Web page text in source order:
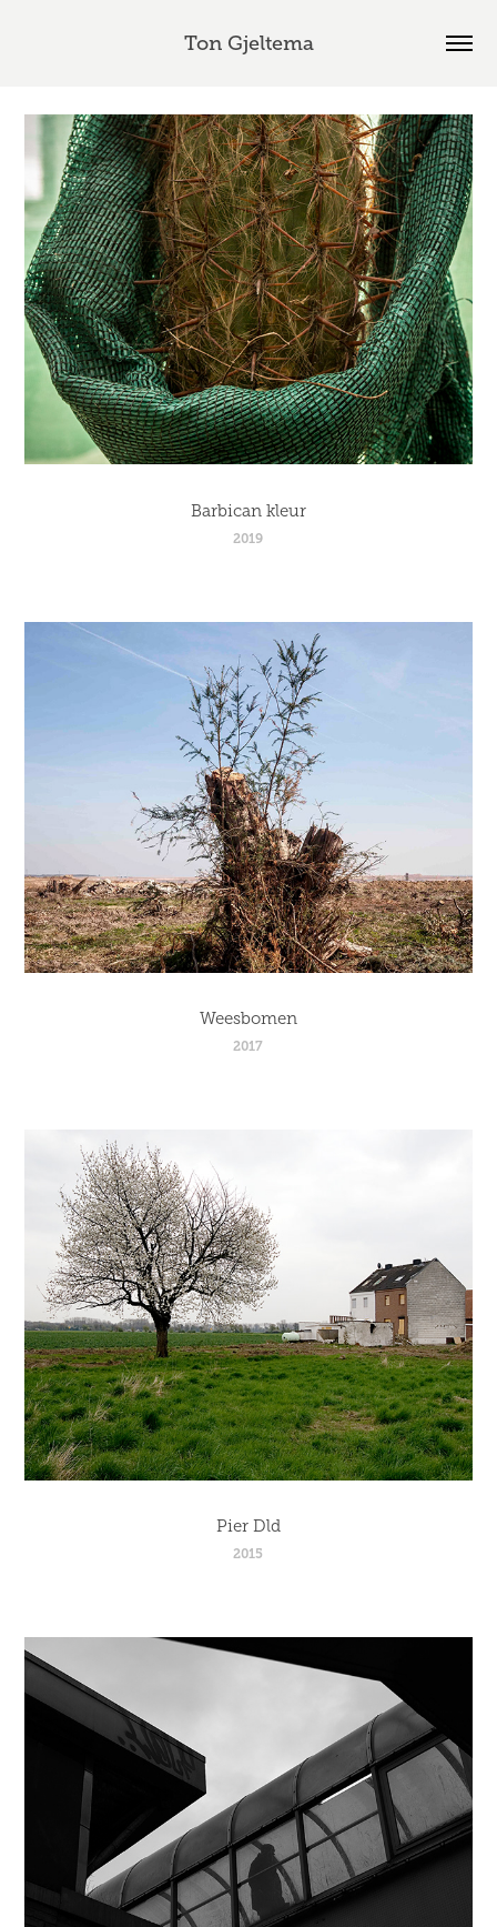
Ton Gjeltema
Barbican kleur
2019
Weesbomen
2017
Pier Dld
2015